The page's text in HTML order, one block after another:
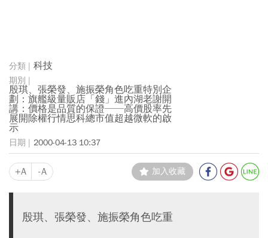
科技
殷琪、張榮發、施振榮角色吃重特別企
劃：旗艦級量販店「錢」進內湖老謝開
講：價格是品質的保證──高價股率先
展開除權行情思科總市值超越微軟的啟
示
2000-04-13 10:37
+A -A 加入收藏
殷琪、張榮發、施振榮角色吃重